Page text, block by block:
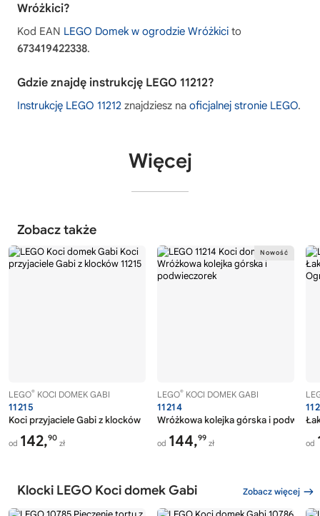
Wróżkici?
Kod EAN LEGO Domek w ogrodzie Wróżkici to
673419422338.
Gdzie znajdę instrukcję LEGO 11212?
Instrukcję LEGO 11212 znajdziesz na oficjalnej stronie LEGO.
Więcej
Zobacz także
LEGO® KOCI DOMEK GABI
11215
Koci przyjaciele Gabi z klocków
od 142,90
zł
LEGO® KOCI DOMEK GABI
11214
Wróżkowa kolejka górska i
od 144,99
zł od
Klocki LEGO Koci domek Gabi Zobacz więcej